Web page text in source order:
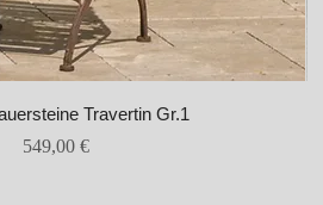
Travertin Gr.1
Preis
549,00 €